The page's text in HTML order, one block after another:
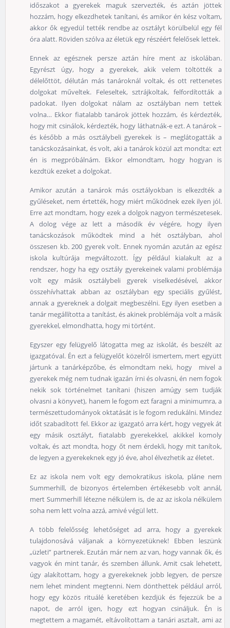
időszakot a gyerekek maguk szervezték, és aztán jöttek
hozzám, hogy elkezdhetek tanítani, és amikor én kész voltam,
akkor ők egyedül tették rendbe az osztályt körülbelül egy fél
óra alatt. Röviden szólva az életük egy részéért felelősek lettek.
Ennek az egésznek persze aztán híre ment az iskolában.
Egyrészt úgy, hogy a gyerekek, akik velem töltötték a
délelőttöt, délután más tanároknál voltak, és ott rettenetes
dolgokat műveltek. Feleseltek, sztrájkoltak, felfordították a
padokat. Ilyen dolgokat nálam az osztályban nem tettek
volna… Ekkor fiatalabb tanárok jöttek hozzám, és kérdezték,
hogy mit csinálok, kérdezték, hogy láthatnák-e ezt. A tanárok –
és később a más osztálybeli gyerekek is – meglátogatták a
tanácskozásainkat, és volt, aki a tanárok közül azt mondta: ezt
én is megpróbálnám. Ekkor elmondtam, hogy hogyan is
kezdtük ezeket a dolgokat.
Amikor azután a tanárok más osztályokban is elkezdték a
gyűléseket, nem értették, hogy miért működnek ezek ilyen jól.
Erre azt mondtam, hogy ezek a dolgok nagyon természetesek.
A dolog vége az lett a második év végére, hogy ilyen
tanácskozások működtek mind a hét osztályban, ahol
összesen kb. 200 gyerek volt. Ennek nyomán azután az egész
iskola kultúrája megváltozott. Így például kialakult az a
rendszer, hogy ha egy osztály gyerekeinek valami problémája
volt egy másik osztálybeli gyerek viselkedésével, akkor
összehívhattak abban az osztályban egy speciális gyűlést,
annak a gyereknek a dolgait megbeszélni. Egy ilyen esetben a
tanár megállította a tanítást, és akinek problémája volt a másik
gyerekkel, elmondhatta, hogy mi történt.
Egyszer egy felügyelő látogatta meg az iskolát, és beszélt az
igazgatóval. Én ezt a felügyelőt közelről ismertem, mert együtt
jártunk a tanárképzőbe, és elmondtam neki, hogy mivel a
gyerekek még nem tudnak igazán írni és olvasni, én nem fogok
nekik sok történelmet tanítani (hiszen amúgy sem tudják
olvasni a könyvet), hanem le fogom ezt faragni a minimumra, a
természettudományok oktatását is le fogom redukálni. Mindez
időt szabadított fel. Ekkor az igazgató arra kért, hogy vegyek át
egy másik osztályt, fiatalabb gyerekekkel, akikkel komoly
voltak, és azt mondta, hogy őt nem érdekli, hogy mit tanítok,
de legyen a gyerekeknek egy jó éve, ahol élvezhetik az életet.
Ez az iskola nem volt egy demokratikus iskola, pláne nem
Summerhill, de bizonyos értelemben értékesebb volt annál,
mert Summerhill létezne nélkülem is, de az az iskola nélkülem
soha nem lett volna azzá, amivé végül lett.
A több felelősség lehetőséget ad arra, hogy a gyerekek
tulajdonosává váljanak a környezetüknek! Ebben leszünk
„üzleti” partnerek. Ezután már nem az van, hogy vannak ők, és
vagyok én mint tanár, és szemben állunk. Amit csak lehetett,
úgy alakítottam, hogy a gyerekeknek jobb legyen, de persze
nem lehet mindent megtenni. Nem dönthettek például arról,
hogy egy közös rituálé keretében kezdjük és fejezzük be a
napot, de arról igen, hogy ezt hogyan csináljuk. Én is
megtettem a magamét, eltávolítottam a tanári asztalt, ami az